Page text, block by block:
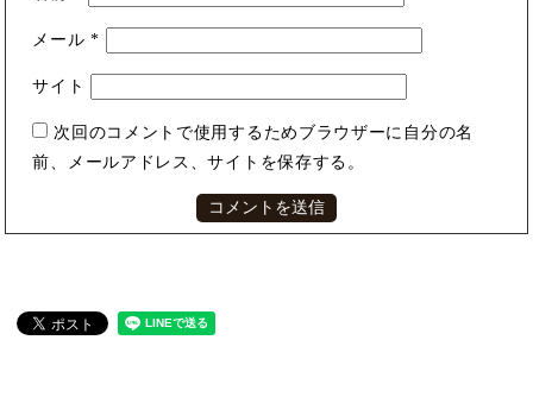
メール*
サイト
次回のコメントで使用するためブラウザーに自分の名
前、メールアドレス、サイトを保存する。